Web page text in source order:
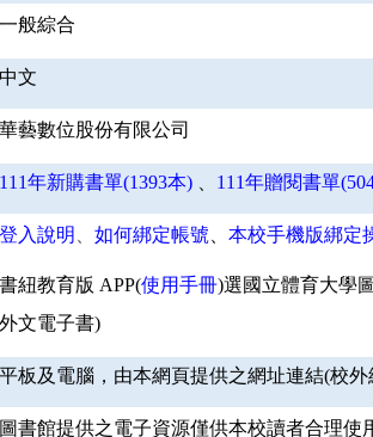
一般綜合
中文
華藝數位股份有限公司
111年新購書單(1393本) 111年贈閱書單
登入說明 、如何綁定帳號 、本校手機版綁定
書紐教育版 APP(使用手冊)選國立體育大學
外文電子書)
平板及電腦，由本網頁提供之網址連結(校
圖書館提供之電子資源僅供本校讀者合理